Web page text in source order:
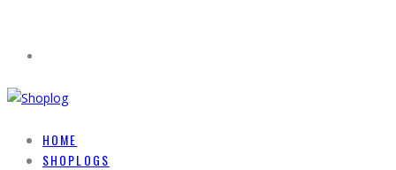
HOME
SHOPLOGS